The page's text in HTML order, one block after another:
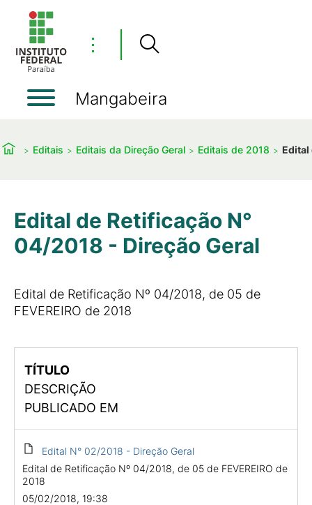
⋮
Mangabeira
Editais Editais da Direção Geral Editais de 2018 Edital
Edital de Retificação N°
04/2018 - Direção Geral
Edital de Retificação Nº 04/2018, de 05 de
FEVEREIRO de 2018
TÍTULO
DESCRIÇÃO
PUBLICADO EM
Edital N° 02/2018 - Direção Geral
Edital de Retificação Nº 04/2018, de 05 de FEVEREIRO de
2018
05/02/2018, 19:38